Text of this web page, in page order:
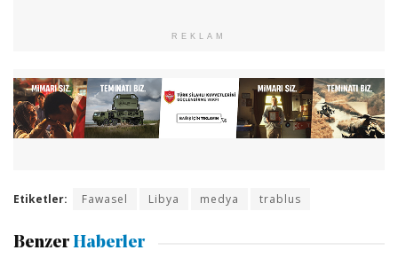
REKLAM
Etiketler: Fawasel Libya medya trablus
Benzer Haberler